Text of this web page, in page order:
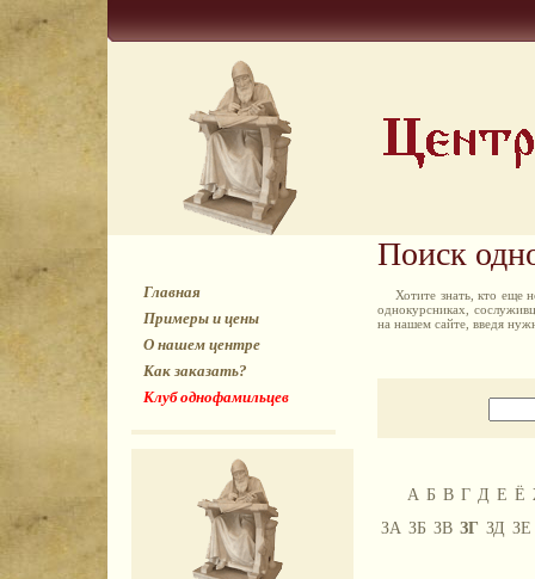
Главная
Примеры и цены
О нашем центре
Как заказать?
Клуб однофамильцев
Поиск
Хотите знать, кто еще
однокурсниках,
на нашем сайте, введя
А Б В Г Д Е Ё
ЗА ЗБ ЗВ ЗГ ЗД ЗЕ